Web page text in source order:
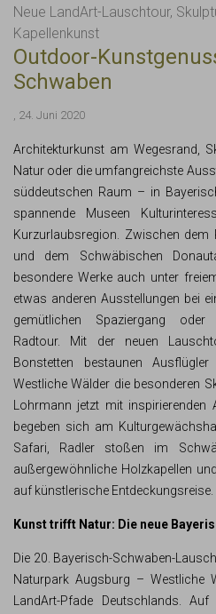
Neue LandArt-Lauschtour,
Kapellenkunst
Outdoor-
Schwaben
, 24. Juni 2020
Architekturkunst am Wegesrand,
Natur oder die umfangreichste
süddeutschen Raum – in
spannende Museen
Kurzurlaubsregion. Zwischen dem
und dem Schwäbischen
besondere Werke auch unter
etwas anderen Ausstellungen bei
gemütlichen Spaziergang oder
Radtour. Mit der neuen
Bonstetten bestaunen
Westliche Wälder die besonderen
Lohrmann jetzt mit inspirierenden
begeben sich am
Safari, Radler stoßen im
außergewöhnliche Holzkapellen
auf künstlerische Entdeckungsreise.
Kunst trifft Natur: Die neue
Die 20. Bayerisch-Schwaben-
Naturpark Augsburg – Westliche
LandArt-Pfade Deutschlands.